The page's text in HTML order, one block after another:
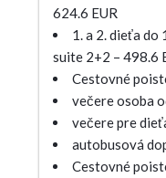
624.6 EUR
1. a 2. dieťa do
suite 2+2 – 498.6
Cestovné
večere osoba
večere pre
autobusová
Cestovné